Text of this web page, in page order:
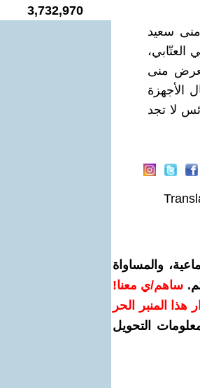
منى سعيد
منى
الأجهزة
لا تجد
والمساواة
ساهم/ي معنا!
هذا المنبر الحر
التحويل
3,732,970